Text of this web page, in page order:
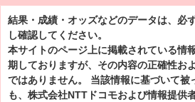
結果・成績・オッズなどのデータは、必
し確認してください。
本サイトのページ上に掲載されている情
期しておりますが、その内容の正確性お
ではありません。 当該情報に基づいて被
も、株式会社NTTドコモおよび情報提供